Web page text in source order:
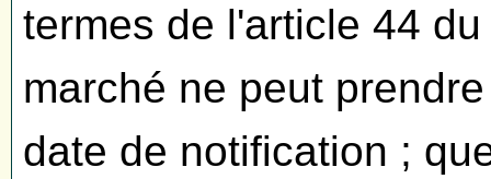
termes de l'article 44
marché ne peut
date de notification ;